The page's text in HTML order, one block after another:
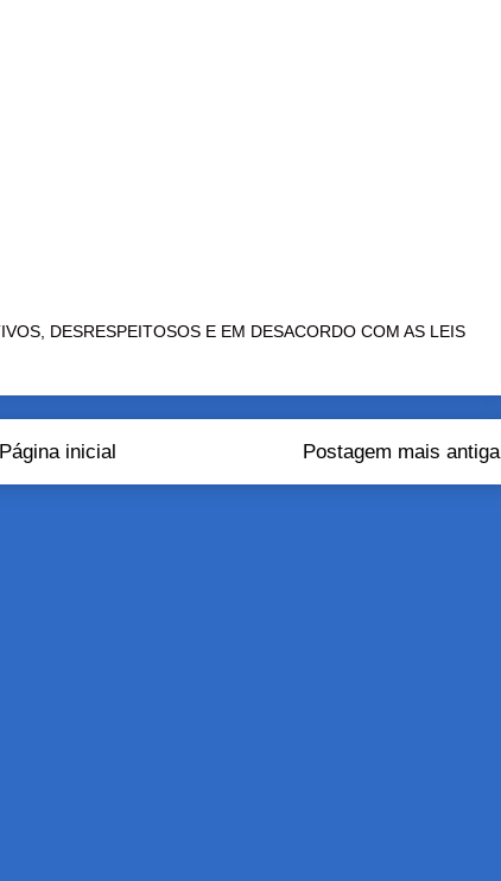
DESRESPEITOSOS E EM DESACORDO COM AS LEIS
Postagem mais antiga
Página inicial